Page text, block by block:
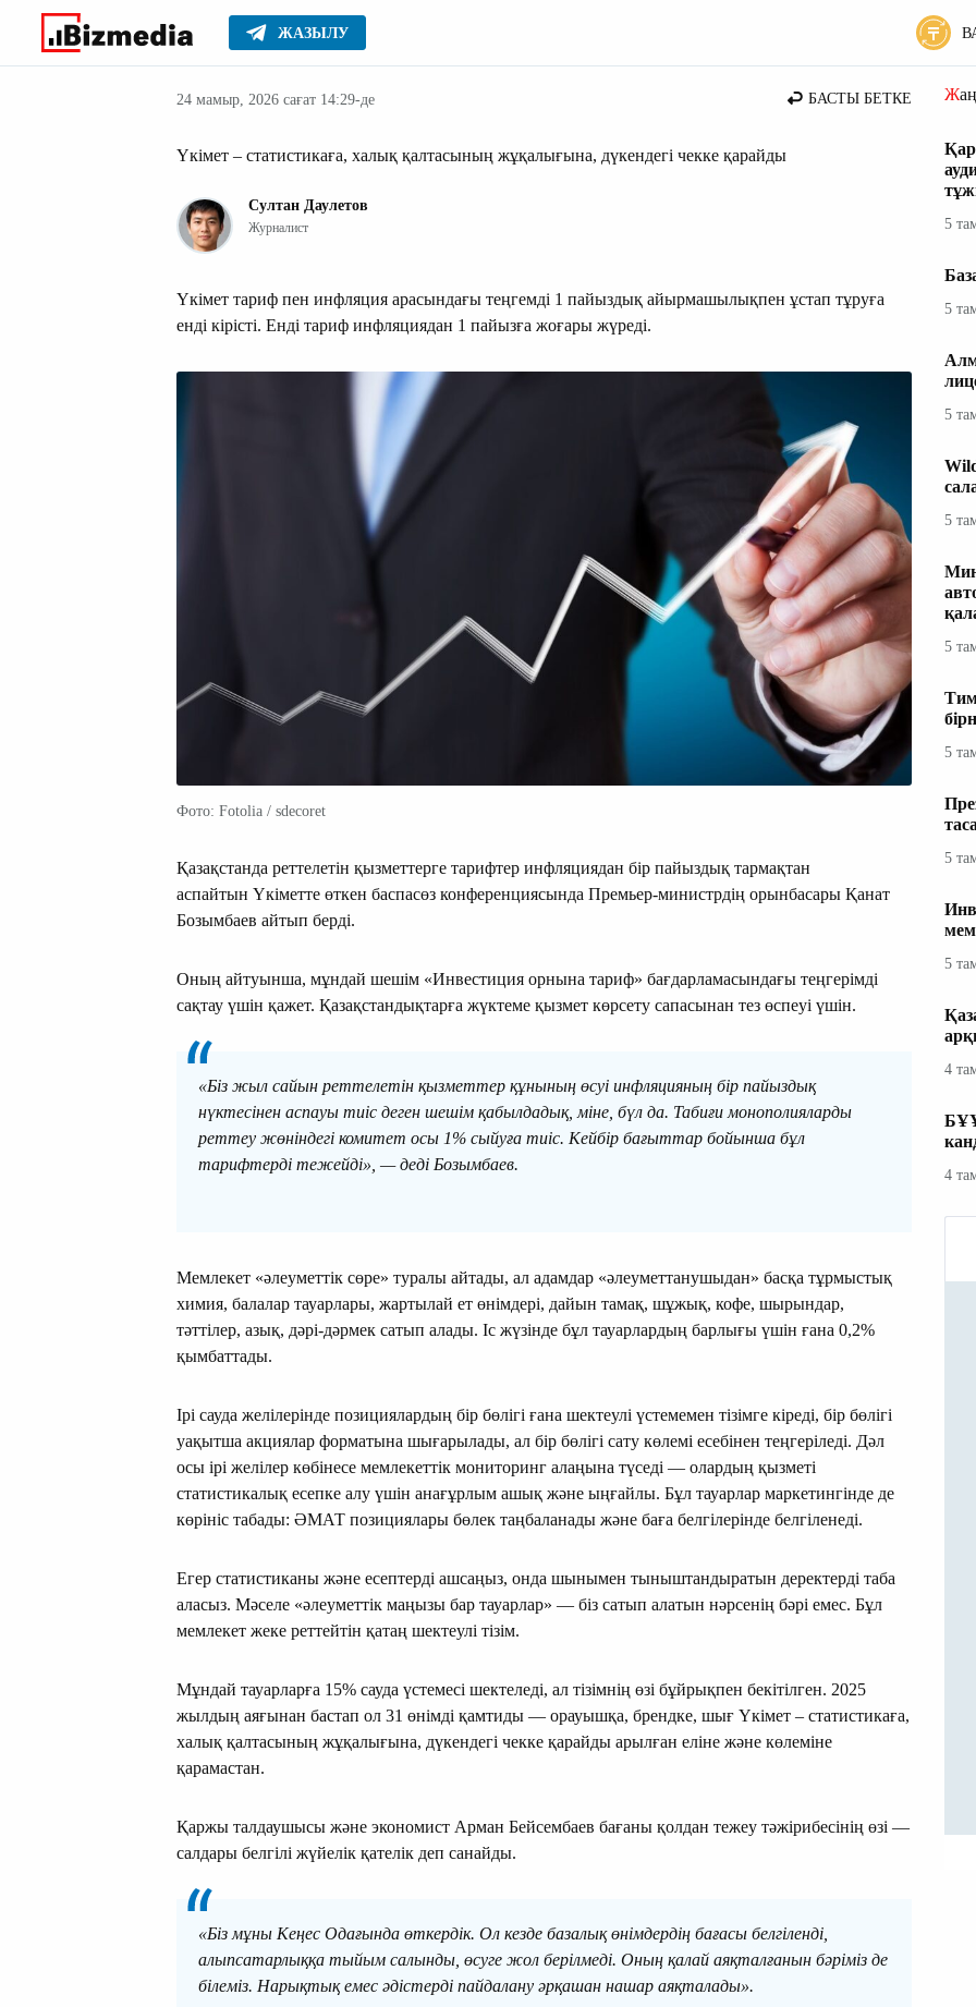
ЖАЗЫЛУ
Басты Жаңалықтар
24 мамыр, 2026 сағат 14:29-де БАСТЫ БЕТКЕ
Үкімет – статистикаға, халық қалтасының жұқалығына, дүкендегі чекке қарайды
Султан Даулетов
Журналист
Үкімет тариф пен инфляция арасындағы теңгемді 1 пайыздық айырмашылықпен ұстап тұруға
енді кірісті. Енді тариф инфляциядан 1 пайызға жоғары жүреді.
Фото: Fotolia / sdecoret
Қазақстанда реттелетін қызметтерге тарифтер инфляциядан бір пайыздық тармақтан
аспайтын Үкіметте өткен баспасөз конференциясында Премьер-министрдің орынбасары Қанат
Бозымбаев айтып берді.
Оның айтуынша, мұндай шешім «Инвестиция орнына тариф» бағдарламасындағы теңгерімді
сақтау үшін қажет. Қазақстандықтарға жүктеме қызмет көрсету сапасынан тез өспеуі үшін.
«Біз жыл сайын реттелетін қызметтер құнының өсуі инфляцияның бір пайыздық
нүктесінен аспауы тиіс деген шешім қабылдадық, міне, бүл да. Табиғи монополияларды
реттеу жөніндегі комитет осы 1% сыйуға тиіс. Кейбір бағыттар бойынша бұл
тарифтерді тежейді», — деді Бозымбаев.
Мемлекет «әлеуметтік сөре» туралы айтады, ал адамдар «әлеуметтанушыдан» басқа тұрмыстық
химия, балалар тауарлары, жартылай ет өнімдері, дайын тамақ, шұжық, кофе, шырындар,
тәттілер, азық, дәрі-дәрмек сатып алады. Іс жүзінде бұл тауарлардың барлығы үшін ғана 0,2%
қымбаттады.
Ірі сауда желілерінде позициялардың бір бөлігі ғана шектеулі үстемемен тізімге кіреді, бір бөлігі
уақытша акциялар форматына шығарылады, ал бір бөлігі сату көлемі есебінен теңгеріледі. Дәл
осы ірі желілер көбінесе мемлекеттік мониторинг алаңына түседі — олардың қызметі
статистикалық есепке алу үшін анағұрлым ашық және ыңғайлы. Бұл тауарлар маркетингінде де
көрініс табады: ӘМАТ позициялары бөлек таңбаланады және баға белгілерінде белгіленеді.
Егер статистиканы және есептерді ашсаңыз, онда шынымен тыныштандыратын деректерді таба
аласыз. Мәселе «әлеуметтік маңызы бар тауарлар» — біз сатып алатын нәрсенің бәрі емес. Бұл
мемлекет жеке реттейтін қатаң шектеулі тізім.
Мұндай тауарларға 15% сауда үстемесі шектеледі, ал тізімнің өзі бұйрықпен бекітілген. 2025
жылдың аяғынан бастап ол 31 өнімді қамтиды — орауышқа, брендке, шығ Үкімет – статистикаға,
халық қалтасының жұқалығына, дүкендегі чекке қарайды арылған еліне және көлеміне
қарамастан.
Қаржы талдаушысы және экономист Арман Бейсембаев бағаны қолдан тежеу тәжірибесінің өзі —
салдары белгілі жүйелік қателік деп санайды.
«Біз мұны Кеңес Одағында өткердік. Ол кезде базалық өнімдердің бағасы белгіленді,
алыпсатарлыққа тыйым салынды, өсуге жол берілмеді. Оның қалай аяқталғанын бәріміз де
білеміз. Нарықтық емес әдістерді пайдалану әрқашан нашар аяқталады».
5
5
5
5
5
5
5
5
4
4